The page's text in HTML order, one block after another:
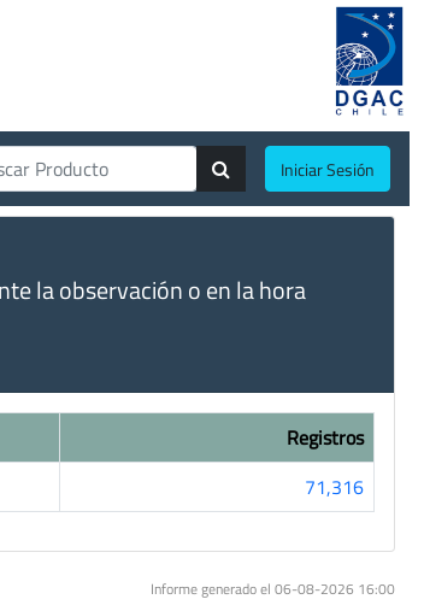
Iniciar Sesión
la observación o en la hora
Registros
71,316
Informe generado el 06-08-2026 16:00